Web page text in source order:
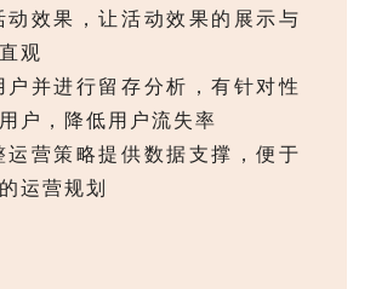
效果，让活动效果的展示与
观
并进行留存分析，有针对性
户，降低用户流失率
营策略提供数据支撑，便于
运营规划